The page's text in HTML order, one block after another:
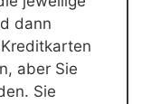
dann
aber Sie
Sie